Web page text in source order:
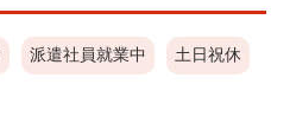
派遣社員就業中 土日祝休